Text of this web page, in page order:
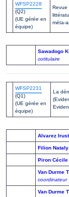
WFSP2228
(Q2)
(UE gérée en
équipe)
Revue
méta-
Sawadogo
cotitulaire
WFSP2231
(Q1)
(UE gérée en
équipe)
La
Alvarez
Filion Nataly
Piron Cécile
Van Durme
coordinateur
Van Durme